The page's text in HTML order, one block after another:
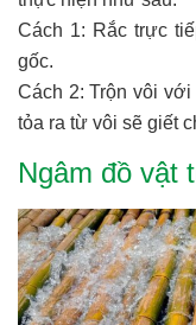
Cách 1: Rắc trực
gốc.
Cách 2: Trộn vôi
tỏa ra từ vôi sẽ giết
Ngâm đồ vật